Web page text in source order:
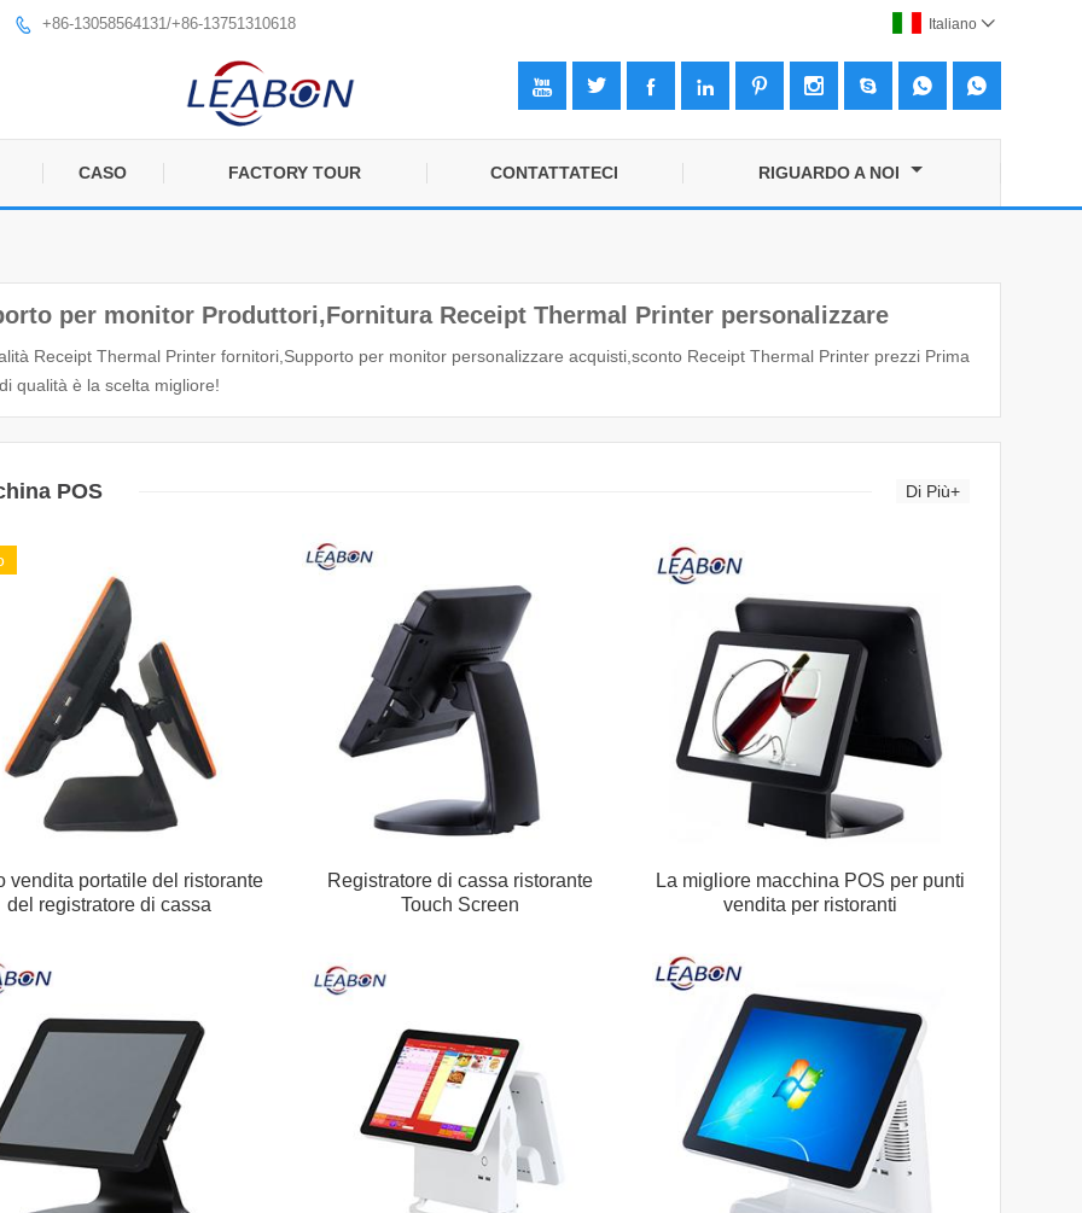
 +86-13058564131/+86-13751310618 Italiano 
        
CASO FACTORY TOUR CONTATTATECI RIGUARDO A NOI
per monitor Produttori,Fornitura Receipt Thermal Printer personalizzare
Receipt Thermal Printer fornitori,Supporto per monitor personalizzare acquisti,sconto Receipt Thermal Printer prezzi Prima
qualità è la scelta migliore!
POS Di Più+
vendita portatile del ristorante
del registratore di cassa
Registratore di cassa ristorante
Touch Screen
La migliore macchina POS per punti
vendita per ristoranti